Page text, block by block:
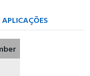
APLICAÇÕES